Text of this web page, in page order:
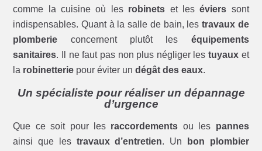
comme la cuisine où les robinets et leséviers sont
indispensables. Quant à la salle de bain, les travaux de
plomberie concernent plutôt les équipements
sanitaires. Il ne faut pas non plus négliger les tuyauxet
la robinetterie pour éviter undégât des eaux.
Un spécialiste pour réaliser un dépannage
d’urgence
Que ce soit pour les raccordements ou les pannes
ainsi que les travaux d’entretien. Un
bon plombier